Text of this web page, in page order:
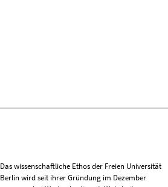
Das wissenschaftliche Ethos der Freien Universität
Berlin wird seit ihrer Gründung im Dezember